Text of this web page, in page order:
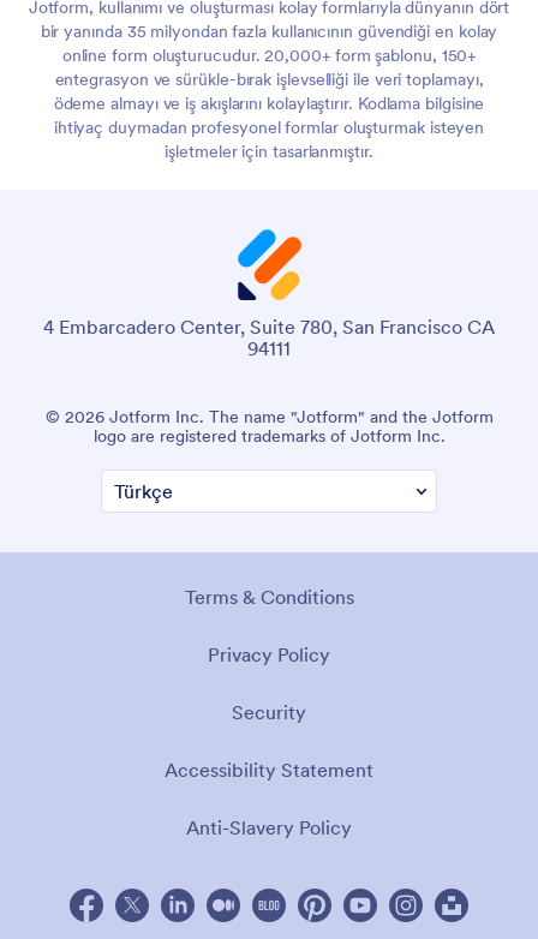
Jotform, kullanımı ve oluşturması kolay formlarıyla dünyanın dört
bir yanında 35 milyondan fazla kullanıcının güvendiği en kolay
online form oluşturucudur. 20,000+ form şablonu, 150+
entegrasyon ve sürükle-bırak işlevselliği ile veri toplamayı,
ödeme almayı ve iş akışlarını kolaylaştırır. Kodlama bilgisine
ihtiyaç duymadan profesyonel formlar oluşturmak isteyen
işletmeler için tasarlanmıştır.
4 Embarcadero Center, Suite 780, San Francisco CA
94111
© 2026 Jotform Inc. The name "Jotform" and the Jotform
logo are registered trademarks of Jotform Inc.
Terms & Conditions
Privacy Policy
Security
Accessibility Statement
Anti-Slavery Policy